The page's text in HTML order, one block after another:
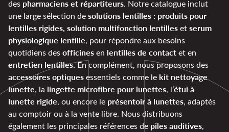
des pharmaciens et répartiteurs. Notre catalogue inclut
une large sélection desolutions lentilles : produits pour
lentilles rigides, solution multifonction lentillesetserum
physiologique lentille, pour répondre aux besoins
quotidiens desofficinesen lentilles de contactet en
entretien lentilles.En complément, nous proposons des
accessoires optiquesessentiels comme le kit nettoyage
lunette, la lingette microfibre pour lunettes, l’étui à
lunette rigide, ou encore le présentoir à lunettes, adaptés
au comptoir ou à la vente libre. Nous distribuons
également les principales références de piles auditives,